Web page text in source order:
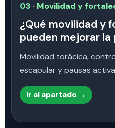
03 · Movilidad y
¿Qué movilidad y
pueden mejorar
Movilidad torácica,
escapular y pausas
Ir al apartado →